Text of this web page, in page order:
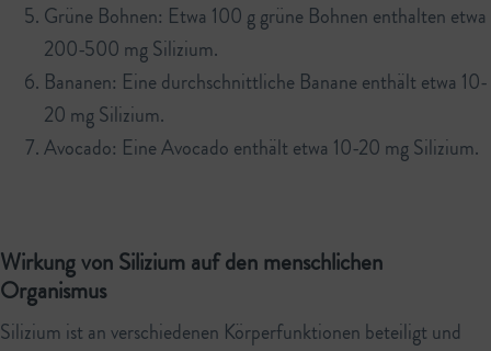
Grüne Bohnen: Etwa 100 g grüne Bohnen enthalten etwa
200-500 mg Silizium.
Bananen: Eine durchschnittliche Banane enthält etwa 10-
20 mg Silizium.
Avocado: Eine Avocado enthält etwa 10-20 mg Silizium.
Wirkung von Silizium auf den menschlichen
Organismus
Silizium ist an verschiedenen Körperfunktionen beteiligt und